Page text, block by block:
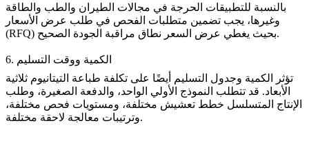
بالنسبة للتطبيقات الحرجة في مجالات الطيران والطب والطاقة
وغيرها، يجب تضمين متطلبات الفحص في طلب عرض الأسعار
(RFQ) بحيث يغطي عرض السعر نطاق مراقبة الجودة الصحيح.
6. الكمية ووقت التسليم
تؤثر الكمية وجدول التسليم أيضًا على تكلفة طباعة التيتانيوم ثلاثية
الأبعاد. قد تتطلب النموذج الأولي الواحد، والدفعة الصغيرة، وطلب
الإنتاج المتسلسل خطط تعشيش مختلفة، ومستويات فحص مختلفة،
وترتيبات معالجة لاحقة مختلفة.